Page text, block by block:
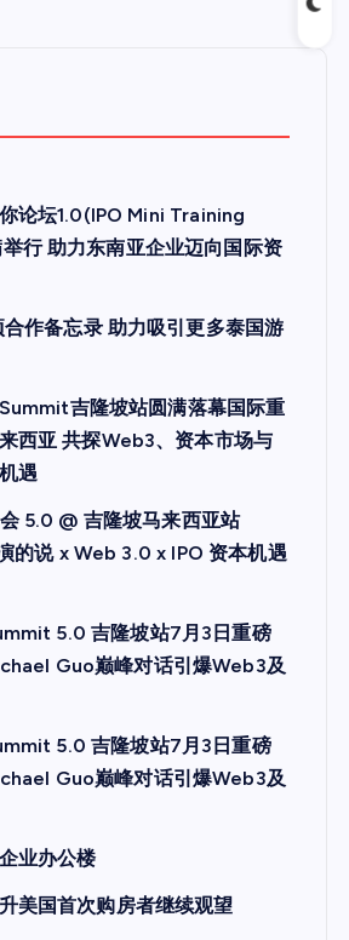
论坛1.0(IPO Mini Training
行 助力东南亚企业迈向国际资
作备忘录 助力吸引更多泰国游
吉隆坡站圆满落幕国际重
西亚 共探Web3、资本市场与
遇
5.0 @ 吉隆坡马来西亚站
的说 x Web 3.0 x IPO 资本机遇
5.0 吉隆坡站7月3日重磅
Guo巅峰对话引爆Web3及
5.0 吉隆坡站7月3日重磅
Guo巅峰对话引爆Web3及
业办公楼
美国首次购房者继续观望